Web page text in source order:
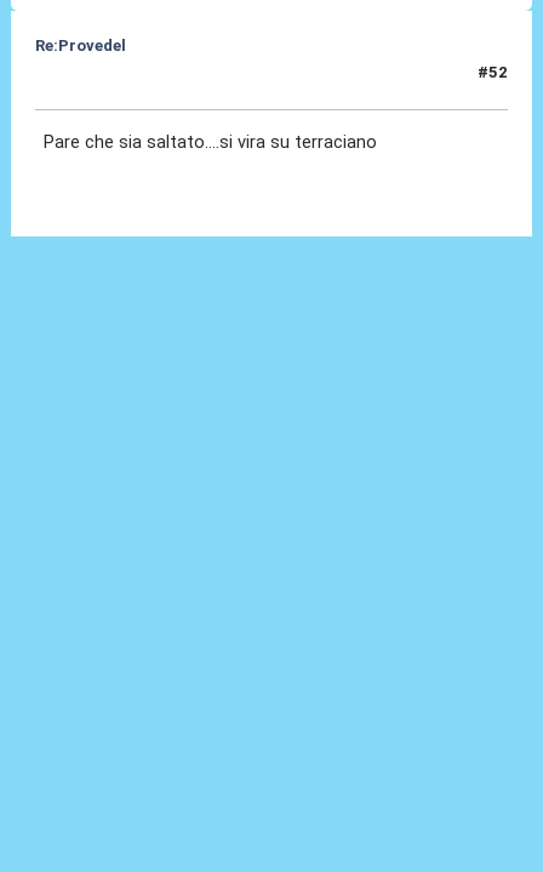
Re:Provedel
#52
Pare che sia saltato....si vira su terraciano